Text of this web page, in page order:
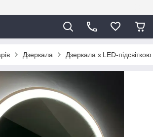
Дзеркала Дзеркала з LED-підсвіткою